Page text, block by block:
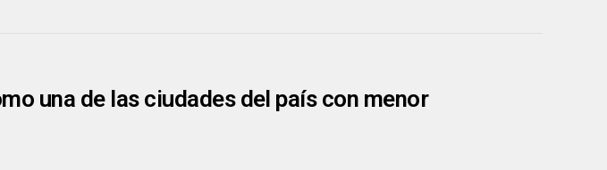
una de las ciudades del país con menor